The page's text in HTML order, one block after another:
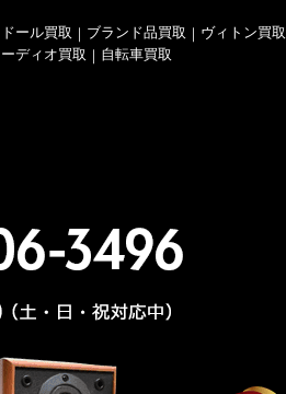
ール買取 ｜ ブランド品買取 ｜ ヴィトン買取
ディオ買取 ｜ 自転車買取